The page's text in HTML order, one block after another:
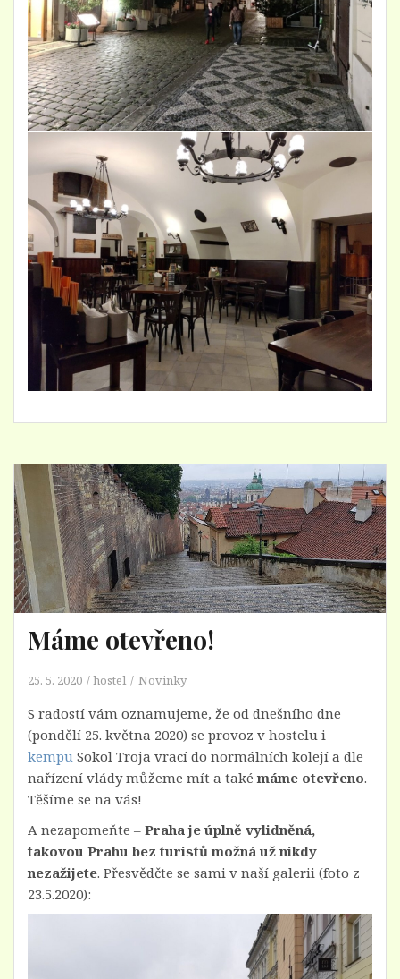
Máme otevřeno!
25. 5. 2020 hostel Novinky
S radostí vám oznamujeme, že od dnešního dne
(pondělí 25. května 2020) se provoz v hostelu i
kempu Sokol Troja vrací do normálních kolejí a dle
nařízení vlády můžeme mít a také máme otevřeno.
Těšíme se na vás!
A nezapomeňte – Praha je úplně vylidněná,
takovou Prahu bez turistů možná už nikdy
nezažijete. Přesvědčte se sami v naší galerii (foto z
23.5.2020):